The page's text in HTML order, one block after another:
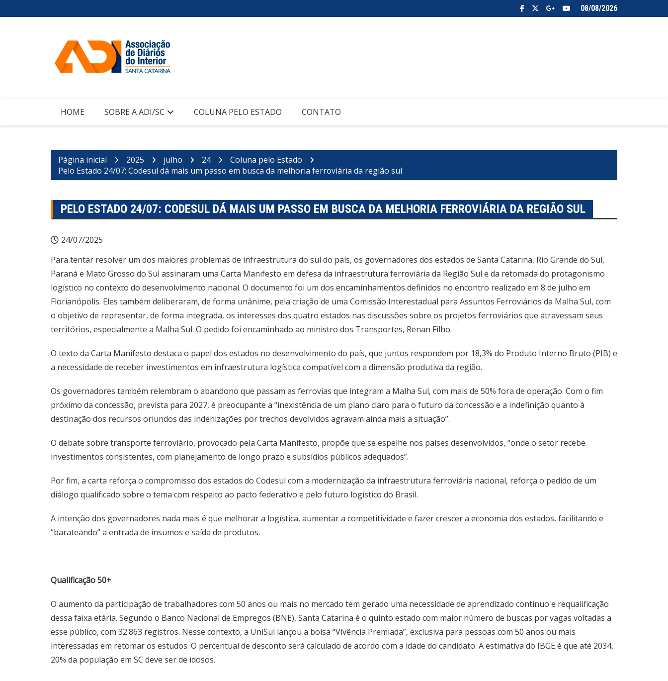
para
08/08/2026
HOME SOBRE A ADI/SC COLUNA PELO ESTADO CONTATO
Página inicial 2025 julho 24
Coluna pelo Estado
Pelo Estado 24/07: Codesul dá mais um passo em busca da melhoria ferroviária da região sul
PELO ESTADO 24/07: CODESUL DÁ MAIS UM PASSO EM BUSCA DA MELHORIA FERROVIÁRIA DA REGIÃO SUL
24/07/2025
Para tentar resolver um dos maiores problemas de infraestrutura do sul do país, os governadores dos estados de Santa Catarina, Rio Grande do Sul,
Paraná e Mato Grosso do Sul assinaram uma Carta Manifesto em defesa da infraestrutura ferroviária da Região Sul e da retomada do protagonismo
logístico no contexto do desenvolvimento nacional. O documento foi um dos encaminhamentos definidos no encontro realizado em 8 de julho em
Florianópolis. Eles também deliberaram, de forma unânime, pela criação de uma Comissão Interestadual para Assuntos Ferroviários da Malha Sul, com
o objetivo de representar, de forma integrada, os interesses dos quatro estados nas discussões sobre os projetos ferroviários que atravessam seus
territórios, especialmente a Malha Sul. O pedido foi encaminhado ao ministro dos Transportes, Renan Filho.
O texto da Carta Manifesto destaca o papel dos estados no desenvolvimento do país, que juntos respondem por 18,3% do Produto Interno Bruto (PIB) e
a necessidade de receber investimentos em infraestrutura logística compatível com a dimensão produtiva da região.
Os governadores também relembram o abandono que passam as ferrovias que integram a Malha Sul, com mais de 50% fora de operação. Com o fim
próximo da concessão, prevista para 2027, é preocupante a “inexistência de um plano claro para o futuro da concessão e a indefinição quanto à
destinação dos recursos oriundos das indenizações por trechos devolvidos agravam ainda mais a situação”.
O debate sobre transporte ferroviário, provocado pela Carta Manifesto, propõe que se espelhe nos países desenvolvidos, “onde o setor recebe
investimentos consistentes, com planejamento de longo prazo e subsídios públicos adequados”.
Por fim, a carta reforça o compromisso dos estados do Codesul com a modernização da infraestrutura ferroviária nacional, reforça o pedido de um
diálogo qualificado sobre o tema com respeito ao pacto federativo e pelo futuro logístico do Brasil.
A intenção dos governadores nada mais é que melhorar a logística, aumentar a competitividade e fazer crescer a economia dos estados, facilitando e
“barateando” a entrada de insumos e saída de produtos.
Qualificação 50+
O aumento da participação de trabalhadores com 50 anos ou mais no mercado tem gerado uma necessidade de aprendizado contínuo e requalificação
dessa faixa etária. Segundo o Banco Nacional de Empregos (BNE), Santa Catarina é o quinto estado com maior número de buscas por vagas voltadas a
esse público, com 32.863 registros. Nesse contexto, a UniSul lançou a bolsa “Vivência Premiada”, exclusiva para pessoas com 50 anos ou mais
interessadas em retomar os estudos. O percentual de desconto será calculado de acordo com a idade do candidato. A estimativa do IBGE é que até 2034,
20% da população em SC deve ser de idosos.